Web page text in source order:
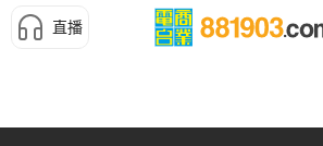
直播